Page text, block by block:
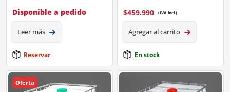
Disponible a pedido
Leer más
Reservar
$459.990 (IVA incl.)
Agregar al carrito
En stock
Oferta